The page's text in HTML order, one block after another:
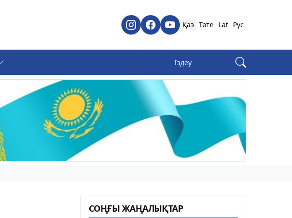
Қаз Төте Lat Рус
СОҢҒЫ ЖАҢАЛЫҚТАР